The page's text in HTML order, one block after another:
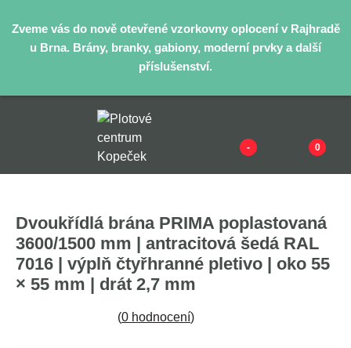
Zveme vás do nově otevřené vzorkovny oplocení v Rajhradě
u Brna. Brány, branky, gabiony, moderní prvky a další
příslušenství.
- 0
Dvoukřídlá brána PRIMA poplastovaná
3600/1500 mm | antracitová šedá RAL
7016 | výplň čtyřhranné pletivo | oko 55
× 55 mm | drát 2,7 mm
(0 hodnocení)